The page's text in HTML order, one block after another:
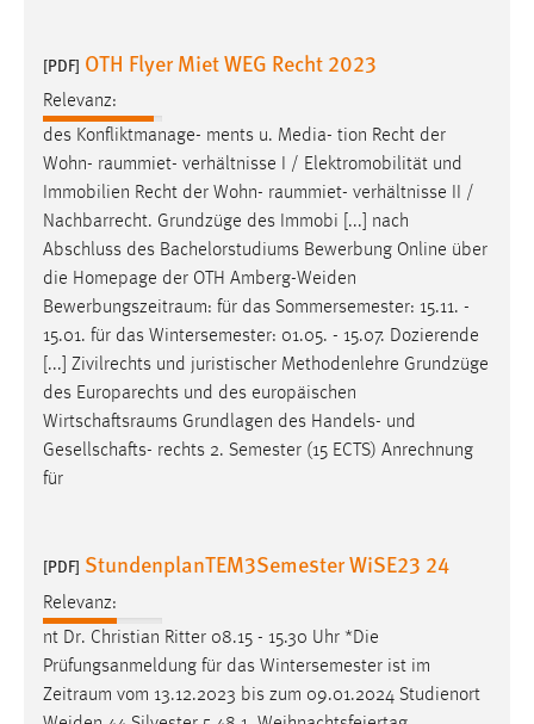
[PDF] OTH Flyer Miet WEG Recht 2023
Relevanz:
des Konfliktmanage- ments u. Media- tion Recht der
Wohn- raummiet- verhältnisse I / Elektromobilität und
Immobilien Recht der Wohn- raummiet- verhältnisse II /
Nachbarrecht. Grundzüge des Immobi [...] nach
Abschluss des Bachelorstudiums Bewerbung Online über
die Homepage der OTH Amberg-Weiden
Bewerbungszeitraum: für das Sommersemester: 15.11. -
15.01. für das Wintersemester: 01.05. - 15.07. Dozierende
[...] Zivilrechts und juristischer Methodenlehre Grundzüge
des Europarechts und des europäischen
Wirtschaftsraums Grundlagen des Handels- und
Gesellschafts- rechts 2. Semester (15 ECTS) Anrechnung
für
[PDF] StundenplanTEM3Semester WiSE23 24
Relevanz:
nt Dr. Christian Ritter 08.15 - 15.30 Uhr *Die
Prüfungsanmeldung für das Wintersemester ist im
Zeitraum vom 13.12.2023 bis zum 09.01.2024 Studienort